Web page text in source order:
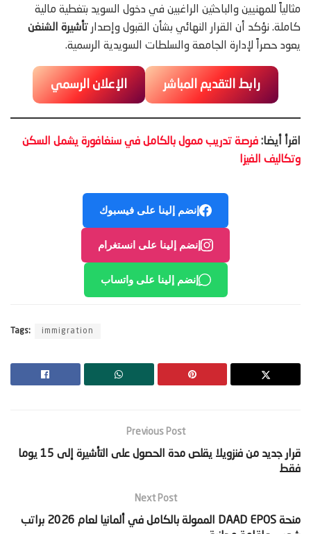
مثالياً للمهنيين والباحثين الراغبين في دخول السويد بتغطية مالية
كاملة. نؤكد أن القرار النهائي بشأن القبول وإصدار تأشيرة الشنغن
يعود حصراً لإدارة الجامعة والسلطات السويدية الرسمية.
رابط التقديم المباشر الإعلان الرسمي
اقرأ أيضا: فرصة تدريب ممول بالكامل في سنغافورة يشمل السكن
وتكاليف الفيزا
إنضم إلينا على فيسبوك
إنضم إلينا على انستغرام
إنضم إلينا على واتساب
Tags: immigration
Previous Post
‫قرار جديد من فنزويلا يقلص مدة الحصول على التأشيرة إلى 15 يوما
فقط‬
Next Post
‫منحة DAAD EPOS الممولة بالكامل في ألمانيا لعام 2026 براتب